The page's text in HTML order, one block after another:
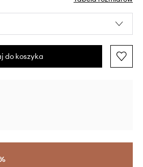
do koszyka